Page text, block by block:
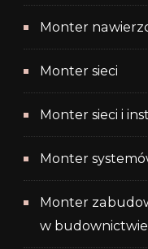
Monter
Monter sieci
Monter sieci i
Monter
Monter
w budownictwie